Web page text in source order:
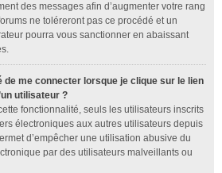
des messages afin d’augmenter votre rang
ne toléreront pas ce procédé et un
pourra vous sanctionner en abaissant
de me connecter lorsque je clique sur le lien
utilisateur ?
fonctionnalité, seuls les utilisateurs inscrits
électroniques aux autres utilisateurs depuis
d’empêcher une utilisation abusive du
par des utilisateurs malveillants ou